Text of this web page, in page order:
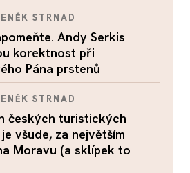
STRNAD
Andy Serkis
korektnost při
Pána prstenů
STRNAD
českých turistických
všude, za největším
Moravu (a sklípek to